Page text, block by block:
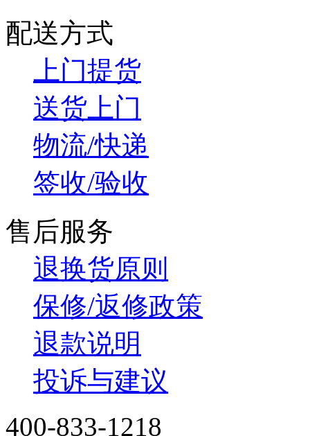
配送方式
上门提货
送货上门
物流/快递
签收/验收
售后服务
退换货原则
保修/返修政策
退款说明
投诉与建议
400-833-1218